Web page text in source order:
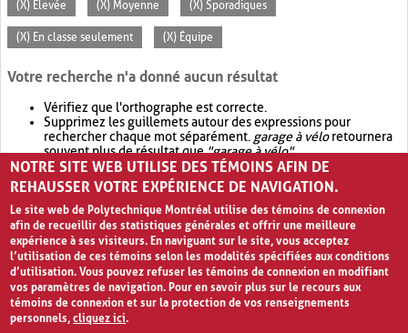
(X) Élevée (X) Moyenne (X) Sporadiques
(X) En classe seulement (X) Équipe
Votre recherche n'a donné aucun résultat
Vérifiez que l'orthographe est correcte.
Supprimez les guillemets autour des expressions pour
rechercher chaque mot séparément. garage à véloretournera
souvent plus de résultat que"garage à vélo".
Envisagez d'élargir votre recherche avec OR.garage OR vélo
retournera souvent plus de résultat quegarage à vélo
NOTRE SITE WEB UTILISE DES TÉMOINS AFIN DE
REHAUSSER VOTRE EXPÉRIENCE DE NAVIGATION.
Le site web de Polytechnique Montréal utilise des témoins de connexion
afin de recueillir des statistiques générales et offrir une meilleure
expérience à ses visiteurs. En naviguant sur le site, vous acceptez
l’utilisation de ces témoins selon les modalités spécifiées aux conditions
d’utilisation. Vous pouvez refuser les témoins de connexion en modifiant
vos paramètres de navigation. Pour en savoir plus sur le recours aux
témoins de connexion et sur la protection de vos renseignements
personnels,cliquez ici.